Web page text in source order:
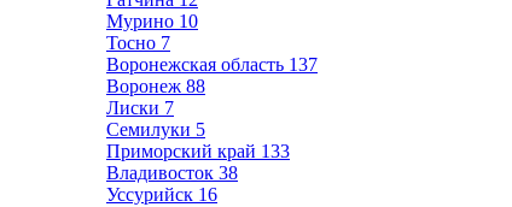
Мурино 10
Тосно 7
Воронежская область 137
Воронеж 88
Лиски 7
Семилуки 5
Приморский край 133
Владивосток 38
Уссурийск 16